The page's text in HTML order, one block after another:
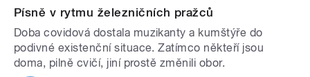
Písně v rytmu železničních pražců
Doba covidová dostala muzikanty a kumštýře do
podivné existenční situace. Zatímco někteří jsou
doma, pilně cvičí, jiní prostě změnili obor.